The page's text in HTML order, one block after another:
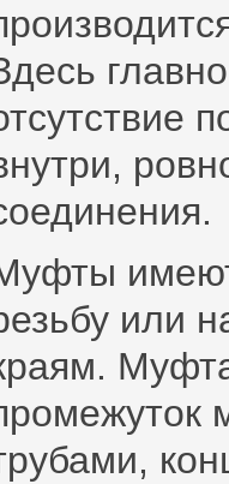
или